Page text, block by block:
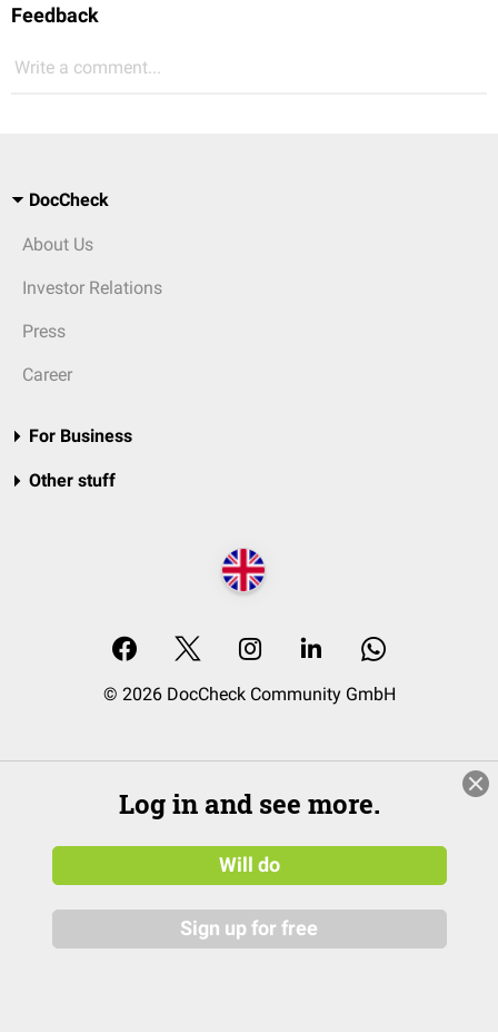
Feedback
Write a comment...
DocCheck
About Us
Investor Relations
Press
Career
For Business
Other stuff
© 2026 DocCheck Community GmbH
Log in and see more.
Will do
Sign up for free